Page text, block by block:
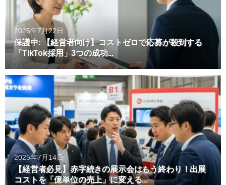
2025年7月22日
保護中: 【経営者向け】コストゼロで応募が殺到する
「TikTok採用」3つの成功...
2025年7月14日
【経営者必見】赤字続きの展示会はもう終わり！出展
コストを「億単位の売上」に変える...